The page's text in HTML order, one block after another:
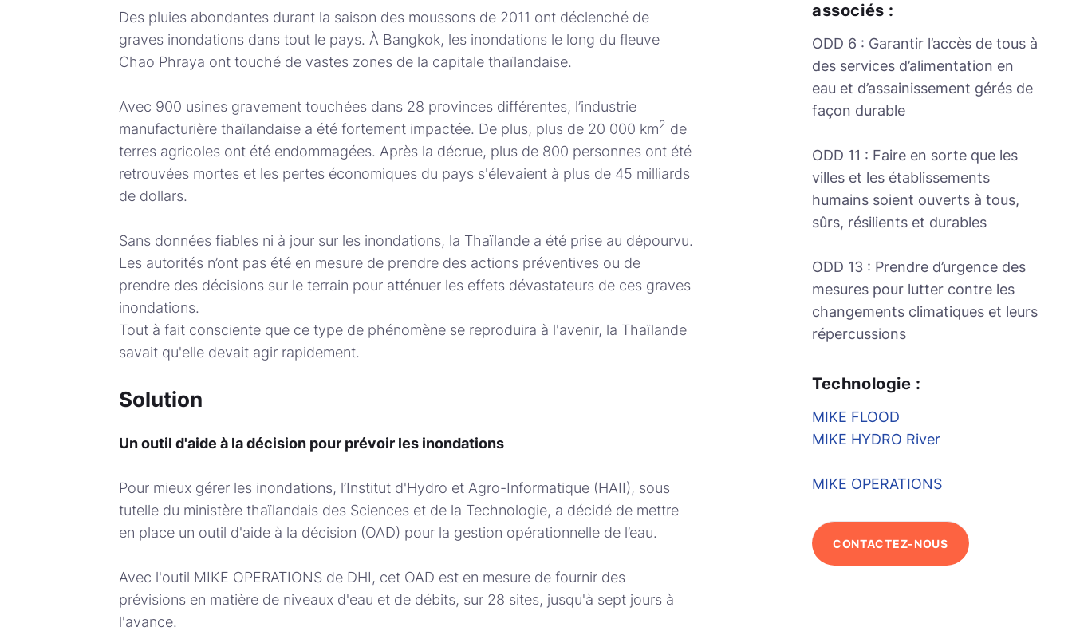
Des pluies abondantes durant la saison des moussons de 2011 ont déclenché de
graves inondations dans tout le pays. À Bangkok, les inondations le long du fleuve
Chao Phraya ont touché de vastes zones de la capitale thaïlandaise.
Avec 900 usines gravement touchées dans 28 provinces différentes, l’industrie
manufacturière thaïlandaise a été fortement impactée. De plus, plus de 20 000 km2 de
terres agricoles ont été endommagées. Après la décrue, plus de 800 personnes ont été
retrouvées mortes et les pertes économiques du pays s'élevaient à plus de 45 milliards
de dollars.
Sans données fiables ni à jour sur les inondations, la Thaïlande a été prise au dépourvu.
Les autorités n’ont pas été en mesure de prendre des actions préventives ou de
prendre des décisions sur le terrain pour atténuer les effets dévastateurs de ces graves
inondations.
Tout à fait consciente que ce type de phénomène se reproduira à l'avenir, la Thaïlande
savait qu'elle devait agir rapidement.
Solution
Un outil d'aide à la décision pour prévoir les inondations
Pour mieux gérer les inondations, l’Institut d'Hydro et Agro-Informatique (HAII), sous
tutelle du ministère thaïlandais des Sciences et de la Technologie, a décidé de mettre
en place un outil d'aide à la décision (OAD) pour la gestion opérationnelle de l’eau.
Avec l'outil MIKE OPERATIONS de DHI, cet OAD est en mesure de fournir des
prévisions en matière de niveaux d'eau et de débits, sur 28 sites, jusqu'à sept jours à
l'avance.
associés :
ODD 6 : Garantir l’accès de tous à
des services d’alimentation en
eau et d’assainissement gérés de
façon durable
ODD 11 : Faire en sorte que les
villes et les établissements
humains soient ouverts à tous,
sûrs, résilients et durables
ODD 13 : Prendre d’urgence des
mesures pour lutter contre les
changements climatiques et leurs
répercussions
Technologie :
MIKE FLOOD
MIKE HYDRO River
MIKE OPERATIONS
CONTACTEZ-NOUS